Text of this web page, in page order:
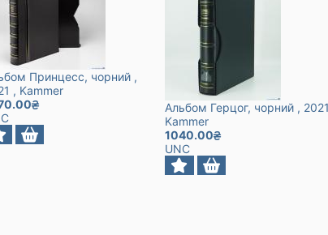
Принцесс, чорний ,
, Kammer
Альбом Герцог, чорний , 2021
Kammer
1040.00
UNC